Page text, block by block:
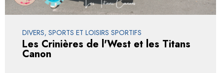
DIVERS, SPORTS ET LOISIRS SPORTIFS
Les Crinières de l'West et les Titans
Canon